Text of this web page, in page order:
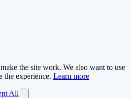
the site work. We also want to use
the experience. Learn more
All